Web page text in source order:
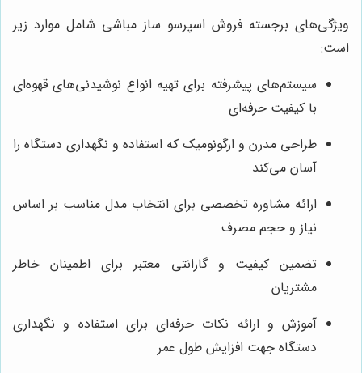
ویژگی‌های برجسته فروش اسپرسو ساز مباشی شامل موارد زیر
است:
سیستم‌های پیشرفته برای تهیه انواع نوشیدنی‌های قهوه‌ای
با کیفیت حرفه‌ای
طراحی مدرن و ارگونومیک که استفاده و نگهداری دستگاه را
آسان می‌کند
ارائه مشاوره تخصصی برای انتخاب مدل مناسب بر اساس
نیاز و حجم مصرف
تضمین کیفیت و گارانتی معتبر برای اطمینان خاطر
مشتریان
آموزش و ارائه نکات حرفه‌ای برای استفاده و نگهداری
دستگاه جهت افزایش طول عمر